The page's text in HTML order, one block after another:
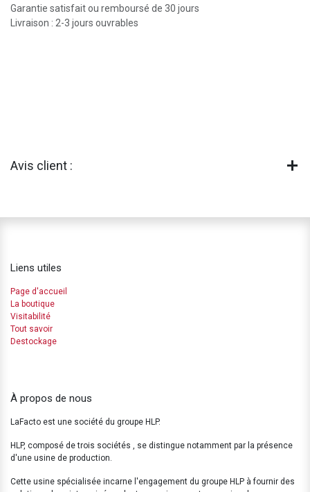
Garantie satisfait ou remboursé de 30 jours
Livraison : 2-3 jours ouvrables
Avis client :
Liens utiles
Page d'accueil
La boutique
Visitabilité
Tout savoir
Destockage
À propos de nous
LaFacto est une société du groupe HLP.
HLP, composé de trois sociétés , se distingue notamment par la présence
d'une usine de production.
Cette usine spécialisée incarne l'engagement du groupe HLP à fournir des